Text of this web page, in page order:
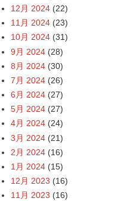
12月 2024 (22)
11月 2024 (23)
10月 2024 (31)
9月 2024 (28)
8月 2024 (30)
7月 2024 (26)
6月 2024 (27)
5月 2024 (27)
4月 2024 (24)
3月 2024 (21)
2月 2024 (16)
1月 2024 (15)
12月 2023 (16)
11月 2023 (16)